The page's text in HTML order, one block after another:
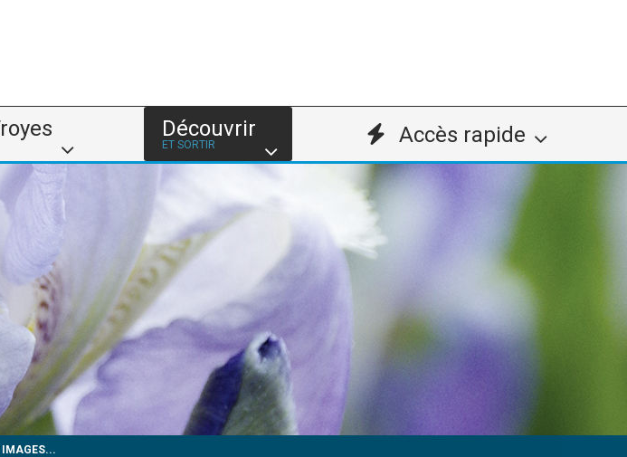
Découvrir
ET SORTIR Accès rapide
IMAGES...